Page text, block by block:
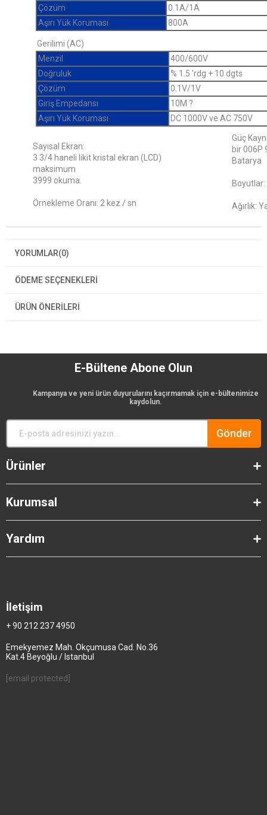
Çözüm
0.1A/1A
Aşırı Yük Koruması
800A
Gerilimi (AC)
Menzil
400/600V
Doğruluk
% 1.5 'rdg + 10 dgts
Çözüm
0.1V/1V
Giriş Empedansı
10M ?
Aşırı Yük Koruması
DC 1000V ve AC 750V
Sayısal Ekran:
3 3/4 haneli likit kristal ekran (LCD)
maksimum
3999 okuma.
Örnekleme Oranı: 2 kez / sn
Güç
bir 006P
Batarya
Ağırlık:
YORUMLAR(0)
ÖDEME SEÇENEKLERI
ÜRÜN ÖNERILERI
E-Bültene Abone Olun
Kampanya ve yeni ürün duyurularını kaçırmamak için e-bültenimize
kaydolun.
Gönder
Ürünler
Kurumsal
Yardım
İletişim
+ 90 212 237 4950
Emekyemez Mah. Okçumusa Cad. No.36
Kat.4 Beyoğlu / Istanbul
[email protected]